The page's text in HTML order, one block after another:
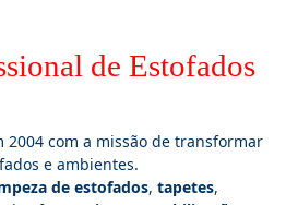
de Estofados
2004 com a missão de transformar
e ambientes.
de estofados, tapetes,